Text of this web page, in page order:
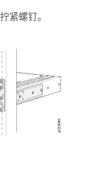
紧螺钉。